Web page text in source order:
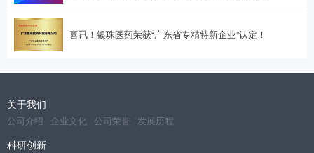
喜讯！银珠医药荣获“广东省专精特新企业”认定！
关于我们
公司介绍 企业文化 公司荣誉 发展历程
科研创新